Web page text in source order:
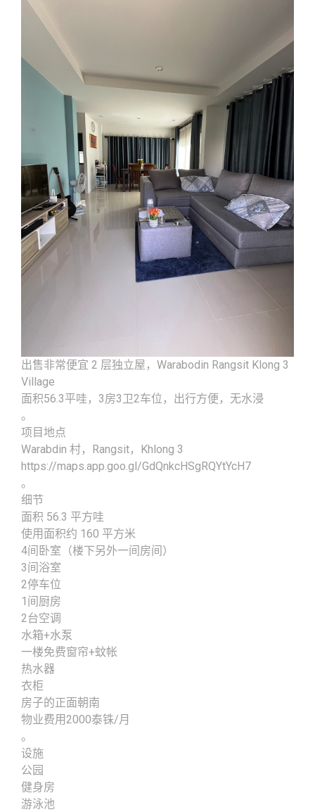
出售非常便宜 2 层独立屋，Warabodin Rangsit Klong 3
Village
面积56.3平哇，3房3卫2车位，出行方便，无水浸️
。
项目地点
Warabdin 村，Rangsit，Khlong 3
https://maps.app.goo.gl/GdQnkcHSgRQYtYcH7
。
细节
面积 56.3 平方哇
使用面积约 160 平方米
4间卧室（楼下另外一间房间）
3间浴室
2停车位
1间厨房
2台空调
水箱+水泵
一楼免费窗帘+蚊帐
热水器
衣柜
房子的正面朝南
物业费用2000泰铢/月
。
设施
公园
健身房
游泳池